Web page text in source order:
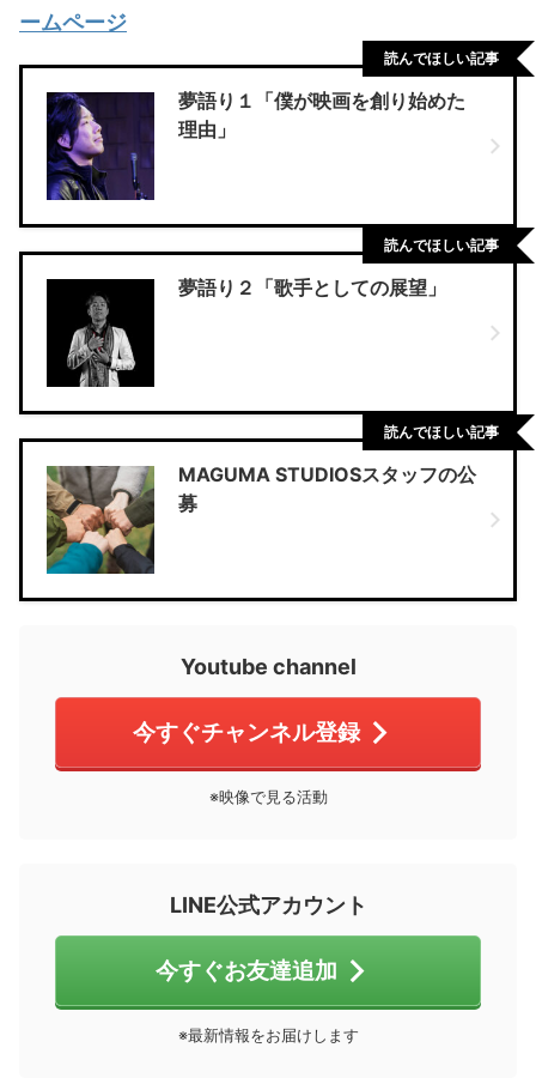
ームページ
夢語り１「僕が映画を創り始めた
理由」
読んでほしい記事
夢語り２「歌手としての展望」
読んでほしい記事
MAGUMA STUDIOSスタッフの公
募
読んでほしい記事
Youtube channel
今すぐチャンネル登録
※映像で見る活動
LINE公式アカウント
今すぐお友達追加
※最新情報をお届けします